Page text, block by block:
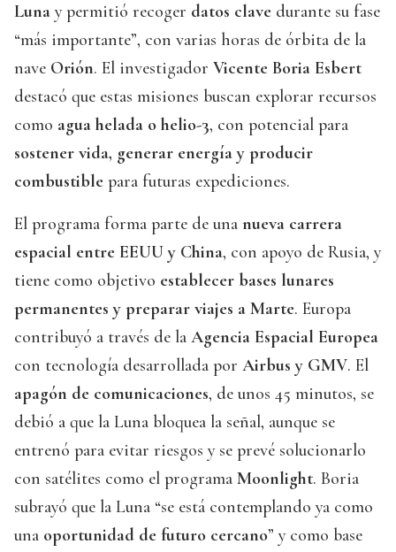
Luna y permitió recoger datos clave durante su fase
“más importante”, con varias horas de órbita de la
nave Orión. El investigador Vicente Boria Esbert
destacó que estas misiones buscan explorar recursos
como agua helada o helio-3, con potencial para
sostener vida, generar energía y producir
combustible para futuras expediciones.
El programa forma parte de una nueva carrera
espacial entre EEUU y China, con apoyo de Rusia, y
tiene como objetivo establecer bases lunares
permanentes y preparar viajes a Marte. Europa
contribuyó a través de la Agencia Espacial Europea
con tecnología desarrollada por Airbus y GMV. El
apagón de comunicaciones, de unos 45 minutos, se
debió a que la Luna bloquea la señal, aunque se
entrenó para evitar riesgos y se prevé solucionarlo
con satélites como el programa Moonlight. Boria
subrayó que la Luna “se está contemplando ya como
una oportunidad de futuro cercano” y como base